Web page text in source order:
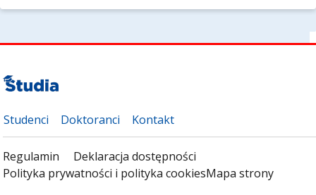
Studenci Doktoranci Kontakt
Regulamin
Deklaracja dostępności
Polityka prywatności i polityka cookiesMapa strony